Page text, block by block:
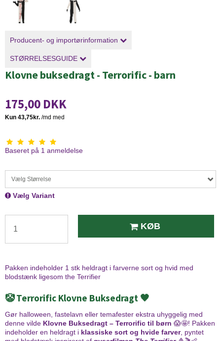
Producent- og importørinformation
STØRRELSESGUIDE
Klovne buksedragt - Terrorific - barn
175,00 DKK
Baseret på 1 anmeldelse
Vælg Størrelse
Vælg Variant
KØB
Pakken indeholder 1 stk heldragt i farverne sort og hvid med
blodstænk ligesom the Terrifier
🤡 Terrorific Klovne Buksedragt 🖤
Gør halloween, fastelavn eller temafester ekstra uhyggelig med
denne vilde Klovne Buksedragt – Terrorific til børn 😱🤩! Pakken
indeholder en heldragt i klassiske sort og hvide farver, pyntet